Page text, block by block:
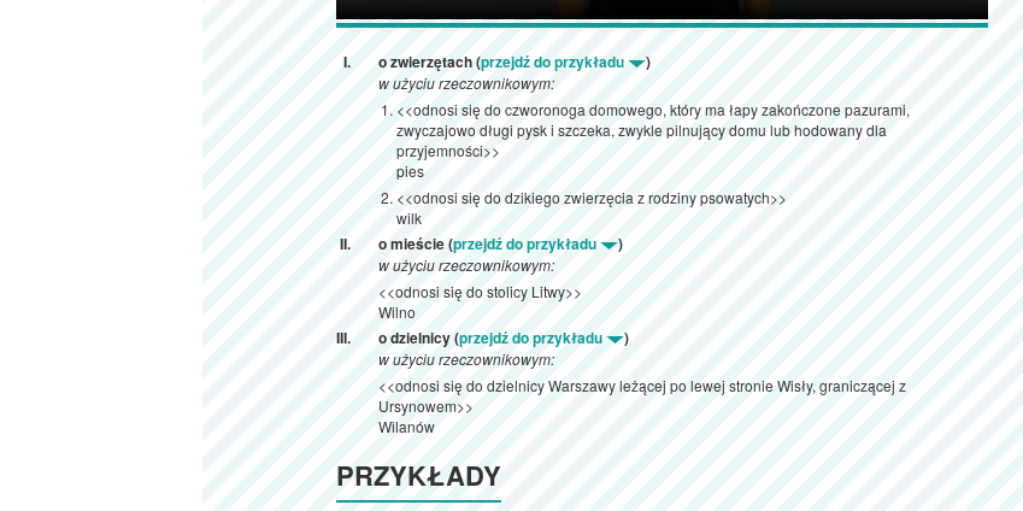
o zwierzętach (przejdź do przykładu )
w użyciu rzeczownikowym:
<<odnosi się do czworonoga domowego, który ma łapy zakończone pazurami,
zwyczajowo długi pysk i szczeka, zwykle pilnujący domu lub hodowany dla
przyjemności>>
pies
<<odnosi się do dzikiego zwierzęcia z rodziny psowatych>>
wilk
o mieście (przejdź do przykładu )
w użyciu rzeczownikowym:
<<odnosi się do stolicy Litwy>>
Wilno
o dzielnicy (przejdź do przykładu )
w użyciu rzeczownikowym:
<<odnosi się do dzielnicy Warszawy leżącej po lewej stronie Wisły, graniczącej z
Ursynowem>>
Wilanów
PRZYKŁADY